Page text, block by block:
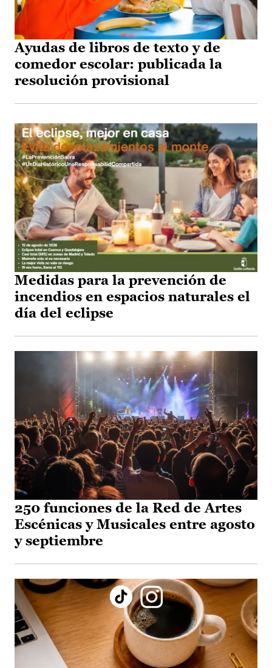
Ayudas de libros de texto y de
comedor escolar: publicada la
resolución provisional
Medidas para la prevención de
incendios en espacios naturales el
día del eclipse
250 funciones de la Red de Artes
Escénicas y Musicales entre agosto
y septiembre